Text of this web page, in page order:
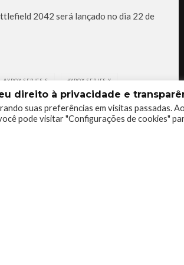
2042 será lançado no dia 22 de
XBOX SERIES S XBOX SERIES X
direito à privacidade e
suas preferências em visitas passadas. Ao
pode visitar "Configurações de cookies"